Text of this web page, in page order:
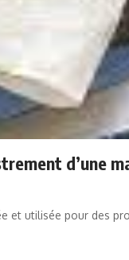
d’une
et utilisée pour des